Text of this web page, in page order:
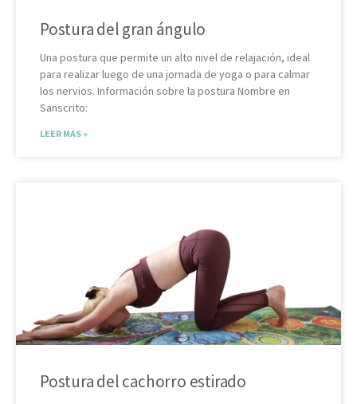
Postura del gran ángulo
Una postura que permite un alto nivel de relajación, ideal
para realizar luego de una jornada de yoga o para calmar
los nervios. Información sobre la postura Nombre en
Sanscrito:
LEER MAS »
Postura del cachorro estirado